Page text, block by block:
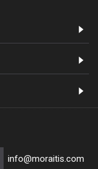
info@moraitis.com